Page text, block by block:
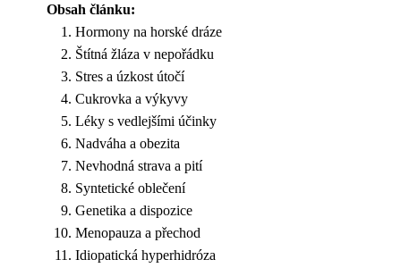
Obsah článku:
Hormony na horské dráze
Štítná žláza v nepořádku
Stres a úzkost útočí
Cukrovka a výkyvy
Léky s vedlejšími účinky
Nadváha a obezita
Nevhodná strava a pití
Syntetické oblečení
Genetika a dispozice
Menopauza a přechod
Idiopatická hyperhidróza